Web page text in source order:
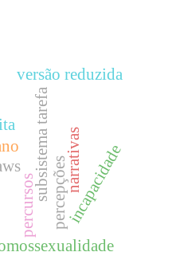
percursos percepçõesnarrativas
subsistema tarefa incapacidade
versão reduzida